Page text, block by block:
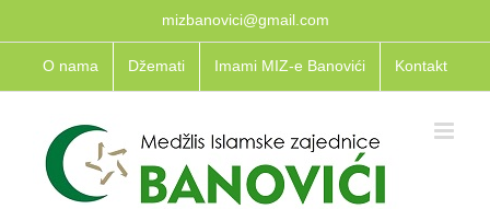
to
content
mizbanovici@gmail.com
O nama Džemati Imami MIZ-e Banovići Kontakt